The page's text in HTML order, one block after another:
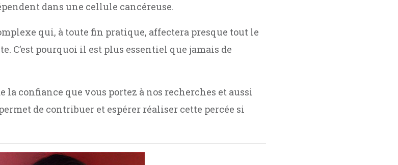
dans une cellule cancéreuse.
qui, à toute fin pratique, affectera presque tout le
C’est pourquoi il est plus essentiel que jamais de
la confiance que vous portez à nos recherches et aussi
de contribuer et espérer réaliser cette percée si